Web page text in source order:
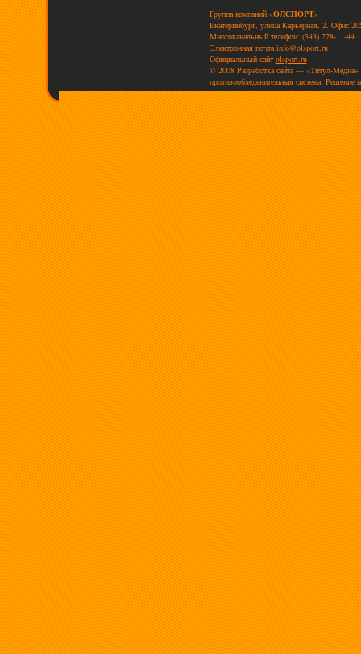
Группа компаний «ОЛСПОРТ»
Екатеринбург, улица Карьерная, 2. Офис
Многоканальный телефон: (343) 278-11-44
Электронная почта info@olsport.ru
Официальный сайтolsport.ru
© 2008 Разработка сайта — «Титул-Медиа»
противообледенительная система.